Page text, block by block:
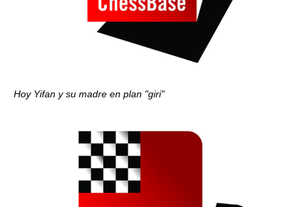
Hoy Yifan y su madre en plan "giri"